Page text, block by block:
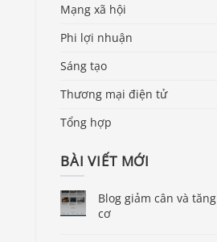
Mạng xã hội
Phi lợi nhuận
Sáng tạo
Thương mại điện tử
Tổng hợp
BÀI VIẾT MỚI
Blog giảm cân và tăng
cơ